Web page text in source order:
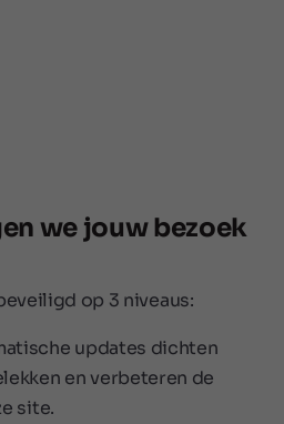
we jouw bezoek
op 3 niveaus:
updates dichten
en verbeteren de
site.